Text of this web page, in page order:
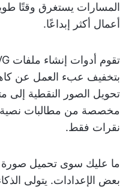
المسارات يستغرق وقتًا
أعمال أكثر إبداعًا.
بتخفيف عبء العمل عن
مخصصة من مطالبات
نقرات فقط.
ما عليك سوى تحميل صورة
بعض الإعدادات. يتولى